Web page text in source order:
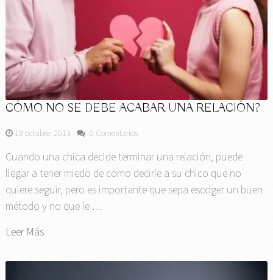
CÓMO NO SE DEBE ACABAR UNA RELACIÓN?
18 octubre, 2013 0 Comentarios
Cuando una chica decide terminar una relación, puede
llegar a tener miedo de como decirle a su chico que no
quiere seguir, pero es importante que sepa escoger un buen
método y no que le …
Leer Más